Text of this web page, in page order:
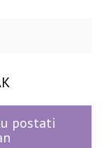
postati